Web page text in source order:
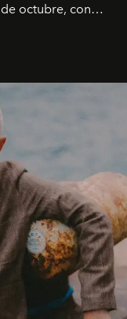
octubre, con